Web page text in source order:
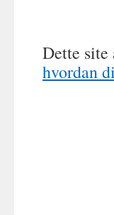
Dette
hvordan